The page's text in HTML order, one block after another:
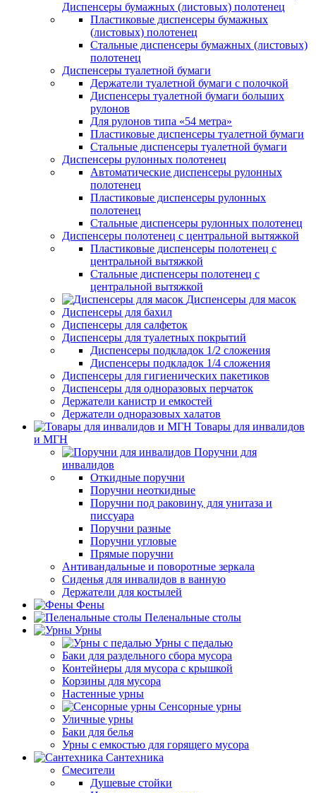
Диспенсеры бумажных (листовых) полотенец
Пластиковые диспенсеры бумажных
(листовых) полотенец
Стальные диспенсеры бумажных (листовых)
полотенец
Диспенсеры туалетной бумаги
Держатели туалетной бумаги с полочкой
Диспенсеры туалетной бумаги больших
рулонов
Для рулонов типа «54 метра»
Пластиковые диспенсеры туалетной бумаги
Стальные диспенсеры туалетной бумаги
Диспенсеры рулонных полотенец
Автоматические диспенсеры рулонных
полотенец
Пластиковые диспенсеры рулонных
полотенец
Стальные диспенсеры рулонных полотенец
Диспенсеры полотенец с центральной вытяжкой
Пластиковые диспенсеры полотенец с
центральной вытяжкой
Стальные диспенсеры полотенец с
центральной вытяжкой
Диспенсеры для масок
Диспенсеры для бахил
Диспенсеры для салфеток
Диспенсеры для туалетных покрытий
Диспенсеры подкладок 1/2 сложения
Диспенсеры подкладок 1/4 сложения
Диспенсеры для гигиенических пакетиков
Диспенсеры для одноразовых перчаток
Держатели канистр и емкостей
Держатели одноразовых халатов
Товары для инвалидов
и МГН
Поручни для
инвалидов
Откидные поручни
Поручни неоткидные
Поручни под раковину, для унитаза и
писсуара
Поручни разные
Поручни угловые
Прямые поручни
Антивандальные и поворотные зеркала
Сиденья для инвалидов в ванную
Держатели для костылей
Фены
Пеленальные столы
Урны
Урны с педалью
Баки для раздельного сбора мусора
Контейнеры для мусора с крышкой
Корзины для мусора
Настенные урны
Сенсорные урны
Уличные урны
Баки для белья
Урны с емкостью для горящего мусора
Сантехника
Смесители
Душевые стойки